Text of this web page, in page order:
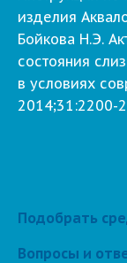
изделия
Бойкова Н.Э.
состояния
в условиях
2014;31:2200-
Подобрать
Вопросы и